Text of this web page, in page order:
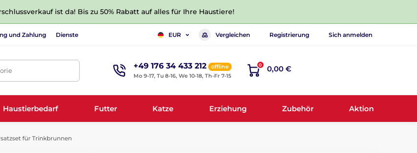
ist da! Bis zu 50% Rabatt auf alles für Ihre Haustiere!
und Zahlung Dienste EUR Vergleichen Registrierung Sich anmelden
+49 176 34 433 212
offline
Mo 9-17, Tu 8-16, We 10-18, Th-Fr 7-15
0 0,00 €
Haustierbedarf Futter Katze Erziehung Zubehör Aktion
für Trinkbrunnen